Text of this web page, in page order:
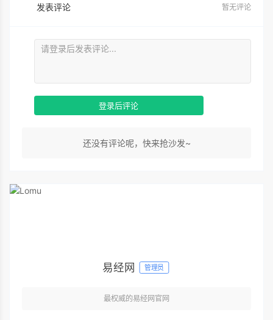
发表评论 暂无评论
登录后评论
还没有评论呢，快来抢沙发~
易经网 管理员
最权威的易经网官网